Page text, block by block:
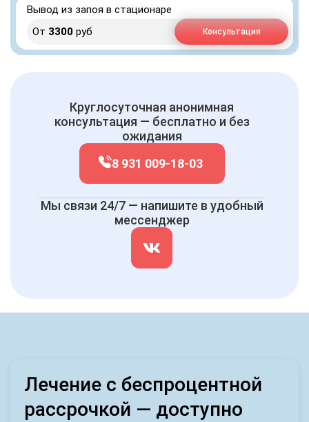
Вывод из запоя в стационаре
От 3300 руб Консультация
Круглосуточная анонимная
консультация — бесплатно и без
ожидания
8 931 009-18-03
Мы связи 24/7 — напишите в удобный
мессенджер
Лечение с беспроцентной
рассрочкой — доступно